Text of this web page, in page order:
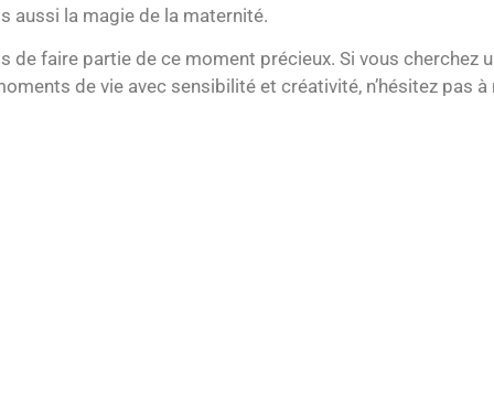
aussi la magie de la maternité.
faire partie de ce moment précieux. Si vous cherchez
de vie avec sensibilité et créativité, n’hésitez pas